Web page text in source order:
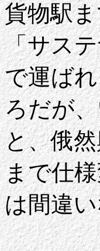
貨物駅
「サス
で運ば
ろだが
と、俄
まで仕
は間違